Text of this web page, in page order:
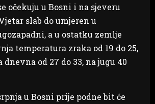
očekuju u Bosni i na sjeveru
slab do umjeren u
a u ostatku zemlje
temperatura zraka od 19 do 25,
dnevna od 27 do 33, na jugu 40
u Bosni prije podne bit će